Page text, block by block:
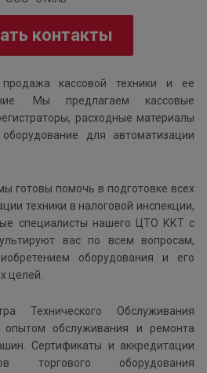
контакты
кассовой техники и ее
Мы предлагаем кассовые
расходные материалы
для автоматизации
готовы помочь в подготовке всех
техники в налоговой инспекции,
специалисты нашего ЦТО ККТ с
вас по всем вопросам,
оборудования и его
целей.
Технического Обслуживания
опытом обслуживания и ремонта
Сертификаты и аккредитации
торгового оборудования